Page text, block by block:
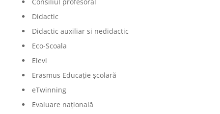
Didactic
Didactic auxiliar si nedidactic
Eco-Scoala
Elevi
Erasmus Educație școlară
eTwinning
Evaluare națională